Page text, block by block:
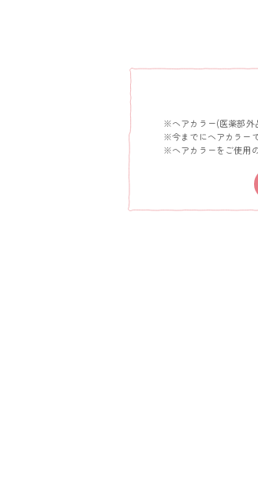
※ヘアカラー(医薬部外
※今までにヘアカラー
※ヘアカラーをご使用